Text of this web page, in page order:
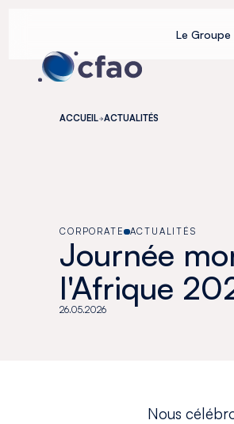
Le Groupe
ACCUEIL ACTUALITÉS
CORPORATE ACTUALITÉS
Journée
l'Afrique
26.05.2026
Nous